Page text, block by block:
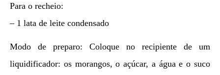
Para o recheio:
– 1 lata de leite condensado
Modo de preparo: Coloque no recipiente de um
liquidificador: os morangos, o açúcar, a água e o suco